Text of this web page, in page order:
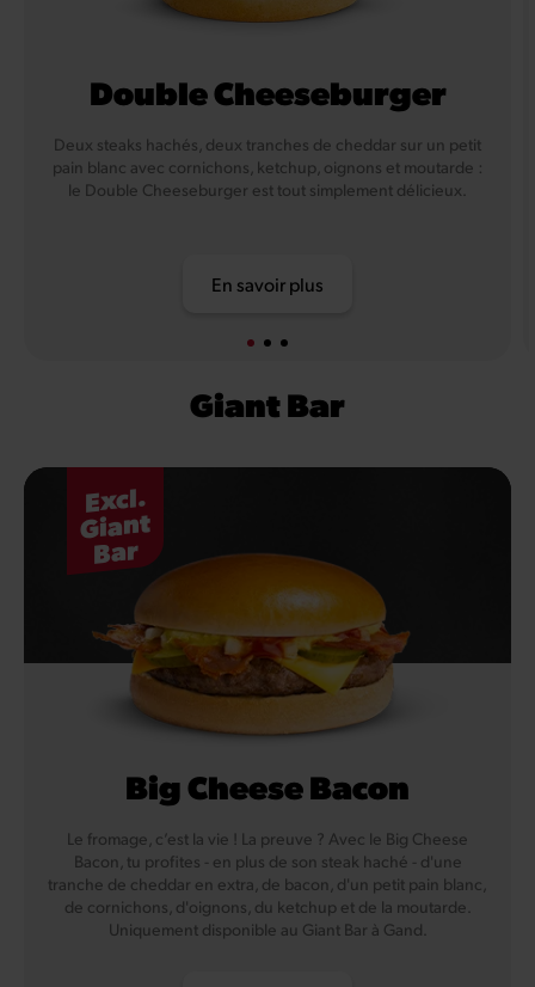
Double Cheeseburger
Deux steaks hachés, deux tranches de cheddar sur un petit
pain blanc avec cornichons, ketchup, oignons et moutarde :
le Double Cheeseburger est tout simplement délicieux.
En savoir plus
Giant Bar
Excl.
Giant
Bar
Big Cheese Bacon
Le fromage, c’est la vie ! La preuve ? Avec le Big Cheese
Bacon, tu profites - en plus de son steak haché - d'une
tranche de cheddar en extra, de bacon, d'un petit pain blanc,
de cornichons, d'oignons, du ketchup et de la moutarde.
Uniquement disponible au Giant Bar à Gand.